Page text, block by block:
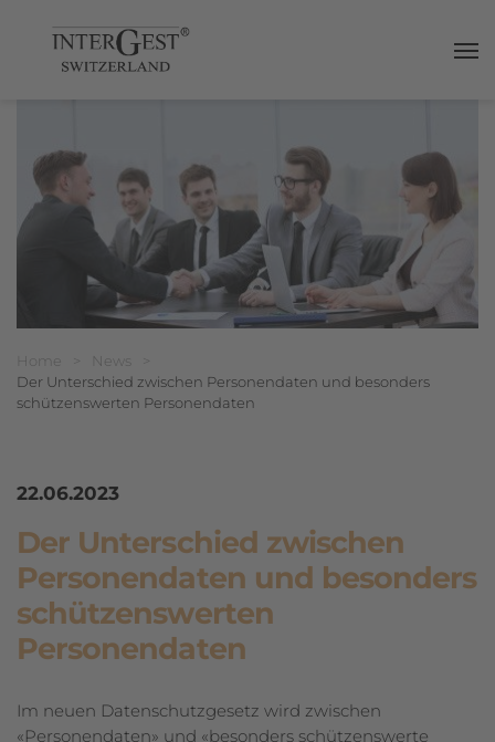
Breadcrumbnavigation
Sie befinden sich hier:
Home News
Der Unterschied zwischen Personendaten und besonders
schützenswerten Personendaten
22.06.2023
Der Unterschied zwischen
Personendaten und besonders
schützenswerten
Personendaten
Im neuen Datenschutzgesetz wird zwischen
«Personendaten» und «besonders schützenswerte